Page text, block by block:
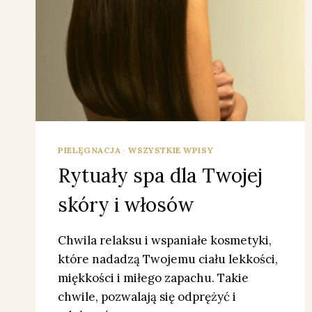
PIELĘGNACJA ·WSZYSTKIE WPISY
Rytuały spa dla Twojej
skóry i włosów
Chwila relaksu i wspaniałe kosmetyki,
które nadadzą Twojemu ciału lekkości,
miękkości i miłego zapachu. Takie
chwile, pozwalają się odprężyć i